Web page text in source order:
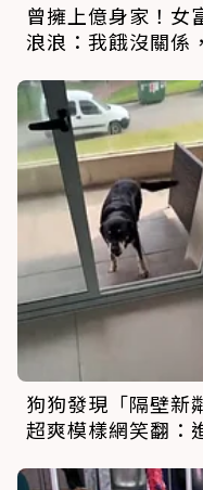
曾擁上億身家！女
浪浪：我餓沒關係
狗狗發現「隔壁新
超爽模樣網笑翻：